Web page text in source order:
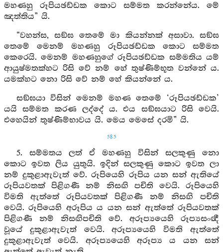
මහණහු රූපියඡඩ්ඩක කොට සම්මත කරන්නේය. මේ
ඤත්තිය” යි.
“වහන්ස, සඞ්‍ඝ තෙමේ මා කියන්නක් අසාවා. සඞ්‍ඝ
තෙමේ මෙනම් මහණහු රූපියඡඩ්ඩක කොට සම්මත
කෙරෙයි. මෙනම් මහණහුගේ රූපියඡඩ්ඩක සම්මතිය යම්
ආයුෂ්මතක්හට රිසි වේ නම් හේ තුෂ්ණිම්භූත වන්නේ ය.
යමක්හට නො රිසි වේ නම් හේ කියන්නේ ය.
සඞ්‍ඝයා විසින් මෙනම් මහණ තෙමේ ‘රූපියඡඩ්ඩක’
යයි සම්මත කරණ ලද්දේ ය. එය සඞ්‍ඝයාට රිසි වෙයි.
එහෙයින් තුෂ්ණිම්භාවය යි. මෙය මෙසේ දරමි” යි.
585
5. සම්මතය ලත් ඒ මහණහු විසින් සලකුණු නො
කොට ඉවත ලිය යුතුයි. ඉදින් සලකුණු කොට ඉවත ලා
නම් දුකුළාඇවැත් වේ. රූපියෙහි රූපිය යන සන් ඇතියේ
රූපියවතක් පිළිගණී නම් නිසඟි පචිති වෙයි. රූපියෙහි
විමති ඇත්තේ රූපියවතක් පිළිගණී නම් නිසඟි පචිති
වෙයි. රූපියෙහි අරූපිය ය යන සන් ඇත්තේ රූපියවතක්
පිළිගණී නම් නිසඟිපචිති වේ. අරූප්‍යයෙහි රූප්‍යසංඥී
වූයේ දුකුළාඇවැත් වෙයි. අරූප්‍යයෙහි විමති ඇත්තේ
දුකුළාඇවැත් වෙයි. අරූප්‍යයෙහි අරූප්‍ය ය යන සන්